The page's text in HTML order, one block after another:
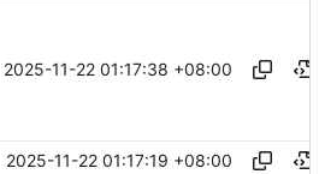
2025-11-22 01:17:38 +08:00
2025-11-22 01:17:19 +08:00